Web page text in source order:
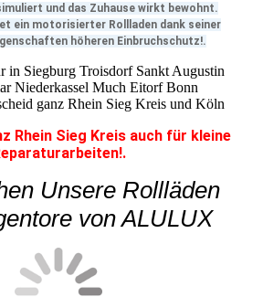
und das Zuhause wirkt bewohnt.
ein motorisierter Rollladen dank seiner
höheren Einbruchschutz!.
in Siegburg Troisdorf Sankt Augustin
Niederkassel Much Eitorf Bonn
ganz Rhein Sieg Kreis und Köln
Rhein Sieg Kreis auch für kleine
Unsere Rollläden
von ALULUX